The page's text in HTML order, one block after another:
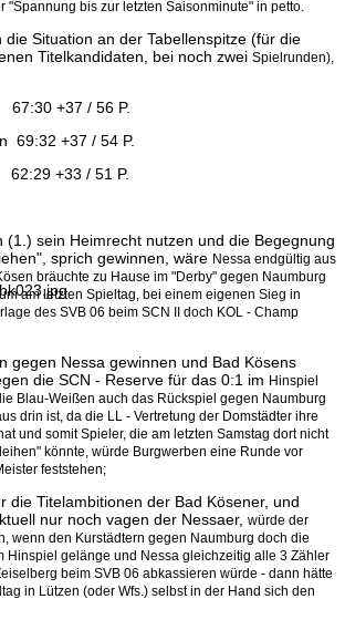
"Spannung bis zur letzten Saisonminute" in petto.
die Situation an der Tabellenspitze (für die
Titelkandidaten, bei noch zwei Spielrunden),
+37 / 56 P.
69:32 +37 / 54 P.
+33 / 51 P.
(1.) sein Heimrecht nutzen und die Begegnung
sprich gewinnen, wäre Nessa endgültig aus
bräuchte zu Hause im "Derby" gegen Naumburg
am letzten Spieltag, bei einem eigenen Sieg in
des SVB 06 beim SCN II doch KOL - Champ
gegen Nessa gewinnen und Bad Kösens
die SCN - Reserve für das 0:1 im Hinspiel
Blau-Weißen auch das Rückspiel gegen Naumburg
drin ist, da die LL - Vertretung der Domstädter ihre
und somit Spieler, die am letzten Samstag dortnicht
könnte, würde Burgwerben eine Runde vor
feststehen;
die Titelambitionen der Bad Kösener, und
nur noch vagen der Nessaer, würde der
wenn den Kurstädtern gegen Naumburg doch die
Hinspiel gelänge und Nessa gleichzeitig alle 3 Zähler
beim SVB 06 abkassieren würde - dann hätte
in Lützen (oder Wfs.) selbst in der Hand sich den